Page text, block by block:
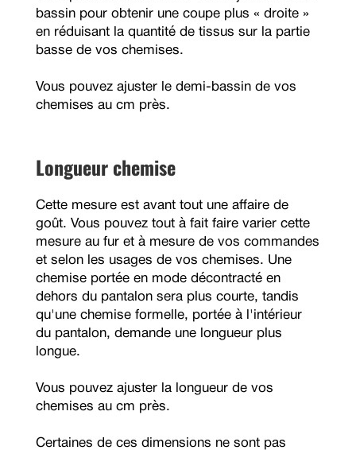
bassin pour obtenir une coupe plus « droite »
en réduisant la quantité de tissus sur la partie
basse de vos chemises.
Vous pouvez ajuster le demi-bassin de vos
chemises au cm près.
Longueur chemise
Cette mesure est avant tout une affaire de
goût. Vous pouvez tout à fait faire varier cette
mesure au fur et à mesure de vos commandes
et selon les usages de vos chemises. Une
chemise portée en mode décontracté en
dehors du pantalon sera plus courte, tandis
qu'une chemise formelle, portée à l'intérieur
du pantalon, demande une longueur plus
longue.
Vous pouvez ajuster la longueur de vos
chemises au cm près.
Certaines de ces dimensions ne sont pas